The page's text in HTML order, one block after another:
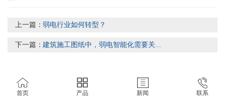
上一篇：弱电行业如何转型？
下一篇：建筑施工图纸中，弱电智能化需要关...
首页 产品 新闻 联系